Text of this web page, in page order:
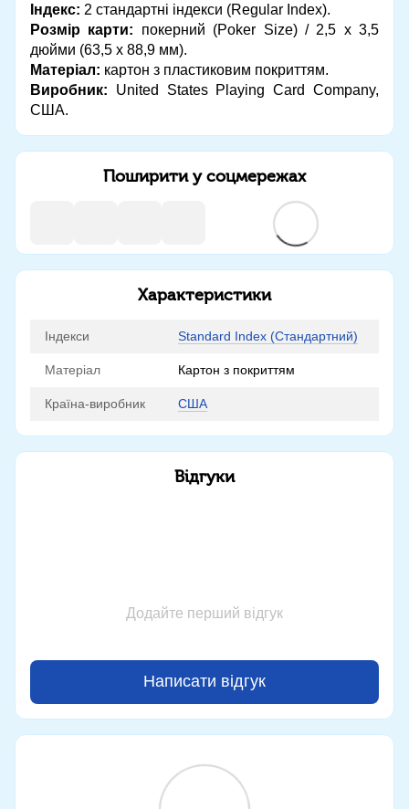
Індекс: 2 стандартні індекси (Regular Index).
Розмір карти: покерний (Poker Size) / 2,5 х 3,5
дюйми (63,5 х 88,9 мм).
Матеріал: картон з пластиковим покриттям.
Виробник: United States Playing Card Company,
США.
Поширити у соцмережах
Характеристики
Індекси Standard Index (Стандартний)
Матеріал Картон з покриттям
Країна-виробник США
Відгуки
Додайте перший відгук
Написати відгук